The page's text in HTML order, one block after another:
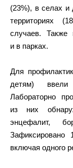
(23%), в селах и
территориях
случаев.
и в парках.
Для
детям) ввели
Лабораторно
из них
энцефалит,
Зафиксировано
включая одного